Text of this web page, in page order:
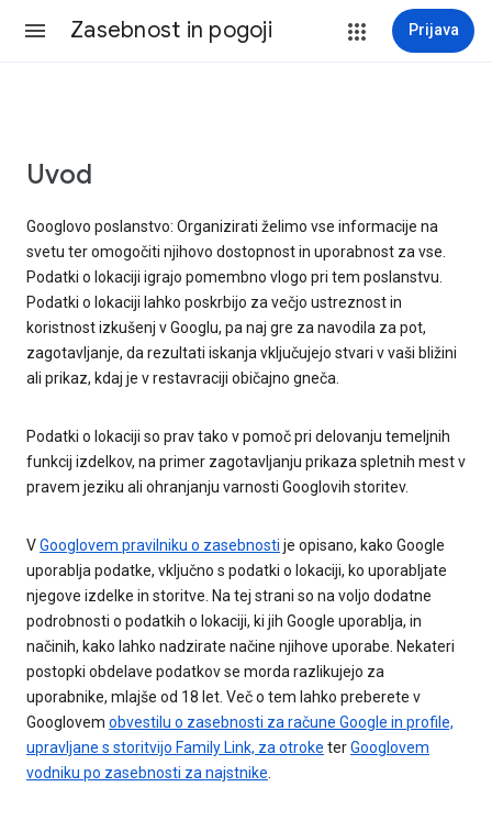
Zasebnost in pogoji Prijava
Uvod
Googlovo poslanstvo: Organizirati želimo vse informacije na
svetu ter omogočiti njihovo dostopnost in uporabnost za vse.
Podatki o lokaciji igrajo pomembno vlogo pri tem poslanstvu.
Podatki o lokaciji lahko poskrbijo za večjo ustreznost in
koristnost izkušenj v Googlu, pa naj gre za navodila za pot,
zagotavljanje, da rezultati iskanja vključujejo stvari v vaši bližini
ali prikaz, kdaj je v restavraciji običajno gneča.
Podatki o lokaciji so prav tako v pomoč pri delovanju temeljnih
funkcij izdelkov, na primer zagotavljanju prikaza spletnih mest v
pravem jeziku ali ohranjanju varnosti Googlovih storitev.
VGooglovem pravilniku o zasebnosti je opisano, kako Google
uporablja podatke, vključno s podatki o lokaciji, ko uporabljate
njegove izdelke in storitve. Na tej strani so na voljo dodatne
podrobnosti o podatkih o lokaciji, ki jih Google uporablja, in
načinih, kako lahko nadzirate načine njihove uporabe. Nekateri
postopki obdelave podatkov se morda razlikujejo za
uporabnike, mlajše od 18 let. Več o tem lahko preberete v
Googlovem obvestilu o zasebnosti za račune Google in profile,
upravljane s storitvijo Family Link, za otroke terGooglovem
vodniku po zasebnosti za najstnike